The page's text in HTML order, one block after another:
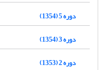
دوره 5 (1354)
دوره 3 (1354)
دوره 2 (1353)